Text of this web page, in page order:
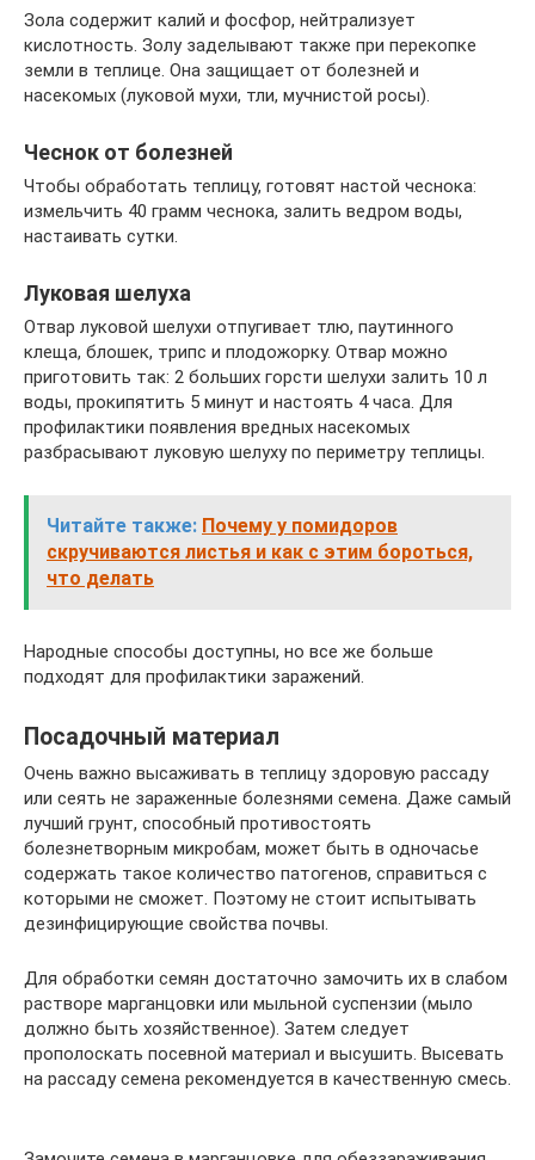
Зола содержит калий и фосфор, нейтрализует
кислотность. Золу заделывают также при перекопке
земли в теплице. Она защищает от болезней и
насекомых (луковой мухи, тли, мучнистой росы).
Чеснок от болезней
Чтобы обработать теплицу, готовят настой чеснока:
измельчить 40 грамм чеснока, залить ведром воды,
настаивать сутки.
Луковая шелуха
Отвар луковой шелухи отпугивает тлю, паутинного
клеща, блошек, трипс и плодожорку. Отвар можно
приготовить так: 2 больших горсти шелухи залить 10 л
воды, прокипятить 5 минут и настоять 4 часа. Для
профилактики появления вредных насекомых
разбрасывают луковую шелуху по периметру теплицы.
Читайте также: Почему у помидоров
скручиваются листья и как с этим бороться,
что делать
Народные способы доступны, но все же больше
подходят для профилактики заражений.
Посадочный материал
Очень важно высаживать в теплицу здоровую рассаду
или сеять не зараженные болезнями семена. Даже самый
лучший грунт, способный противостоять
болезнетворным микробам, может быть в одночасье
содержать такое количество патогенов, справиться с
которыми не сможет. Поэтому не стоит испытывать
дезинфицирующие свойства почвы.
Для обработки семян достаточно замочить их в слабом
растворе марганцовки или мыльной суспензии (мыло
должно быть хозяйственное). Затем следует
прополоскать посевной материал и высушить. Высевать
на рассаду семена рекомендуется в качественную смесь.